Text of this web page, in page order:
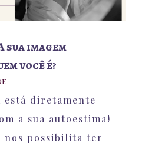
sua imagem
você é?
está diretamente
a sua autoestima!
nos possibilita ter